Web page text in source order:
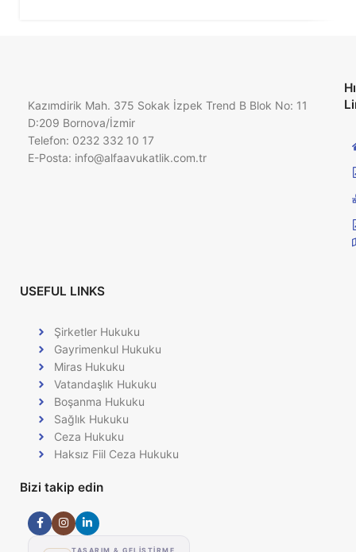
Kazımdirik Mah. 375 Sokak İzpek Trend B Blok No: 11
D:209 Bornova/İzmir
Telefon: 0232 332 10 17
E-Posta: info@alfaavukatlik.com.tr
USEFUL LINKS
Şirketler Hukuku
Gayrimenkul Hukuku
Miras Hukuku
Vatandaşlık Hukuku
Boşanma Hukuku
Sağlık Hukuku
Ceza Hukuku
Haksız Fiil Ceza Hukuku
Bizi takip edin
TASARIM & GELİŞTİRME